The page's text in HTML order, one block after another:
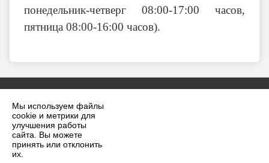
Мы используем файлы
cookie и метрики для
улучшения работы
сайта. Вы можете
принять или отклонить
их.
понедельник-четверг 08:00-17:00 часов,
пятница 08:00-16:00 часов).
2026 г. krilovskaya.ru
Вход